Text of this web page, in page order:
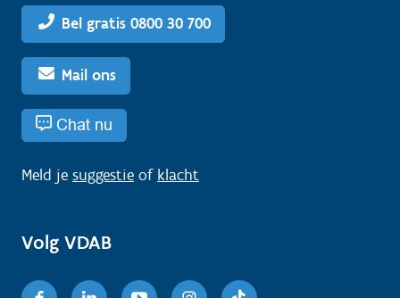
Bel gratis 0800 30 700
Mail ons
Chat nu
Meld je suggestie of klacht
Volg VDAB
FacebookLinkedinYoutubeInstagram